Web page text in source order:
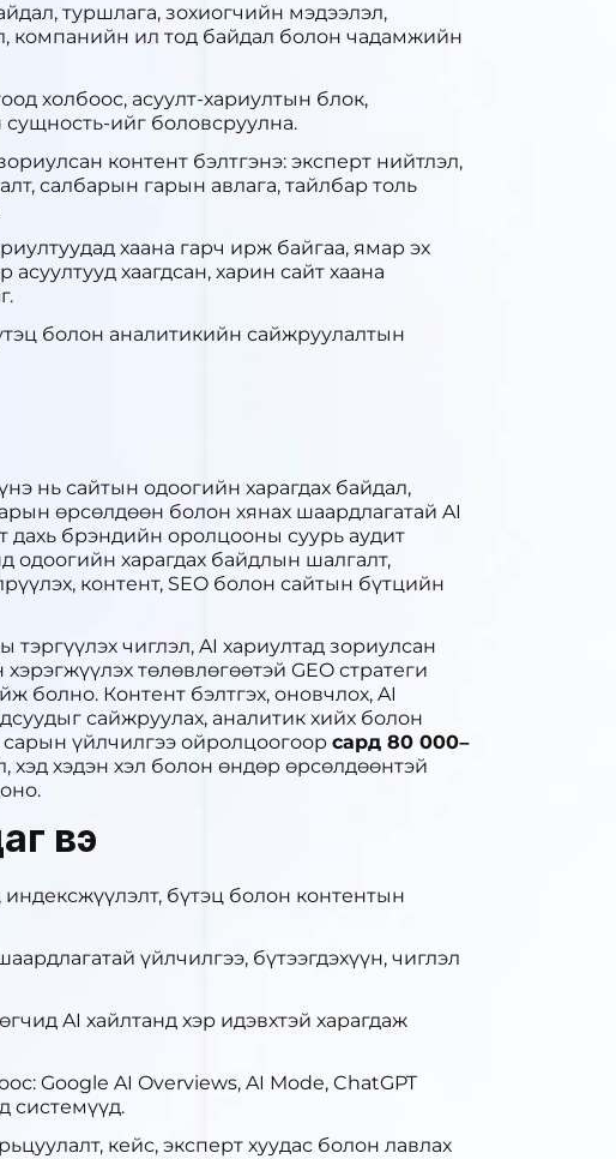
туршлага, зохиогчийн мэдээлэл,
компанийн ил тод байдал болон чадамжийн
холбоос, асуулт-хариултын блок,
ийг боловсруулна.
контент бэлтгэнэ: эксперт нийтлэл,
салбарын гарын авлага, тайлбар толь
хаана гарч ирж байгаа, ямар эх
хаагдсан, харин сайт хаана
болон аналитикийн сайжруулалтын
нь сайтын одоогийн харагдах байдал,
өрсөлдөөн болон хянах шаардлагатай AI
дахь брэндийн оролцооны суурь аудит
одоогийн харагдах байдлын шалгалт,
контент, SEO болон сайтын бүтцийн
тэргүүлэх чиглэл, AI хариултад зориулсан
төлөвлөгөөтэй GEO стратеги
болно. Контент бэлтгэх, оновчлох, AI
сайжруулах, аналитик хийх болон
сарын үйлчилгээ ойролцоогоорсард 80 000–
хэд хэдэн хэл болон өндөр өрсөлдөөнтэй
вэ
бүтэц болон контентын
үйлчилгээ, бүтээгдэхүүн, чиглэл
AI хайлтанд хэр идэвхтэй харагдаж
Google AI Overviews, AI Mode, ChatGPT
системүүд.
кейс, эксперт хуудас болон лавлах